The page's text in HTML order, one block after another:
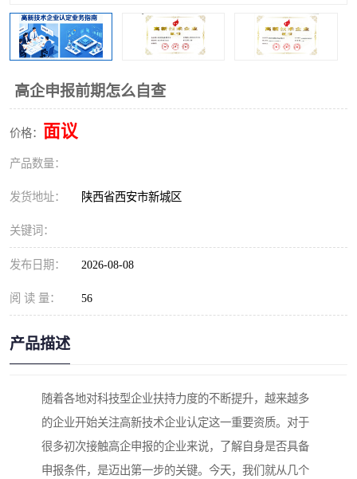
高企申报前期怎么自查
价格： 面议
产品数量：
发货地址： 陕西省西安市新城区
关键词：
发布日期： 2026-08-08
阅 读 量： 56
产品描述
随着各地对科技型企业扶持力度的不断提升，越来越多
的企业开始关注高新技术企业认定这一重要资质。对于
很多初次接触高企申报的企业来说，了解自身是否具备
申报条件，是迈出第一步的关键。今天，我们就从几个